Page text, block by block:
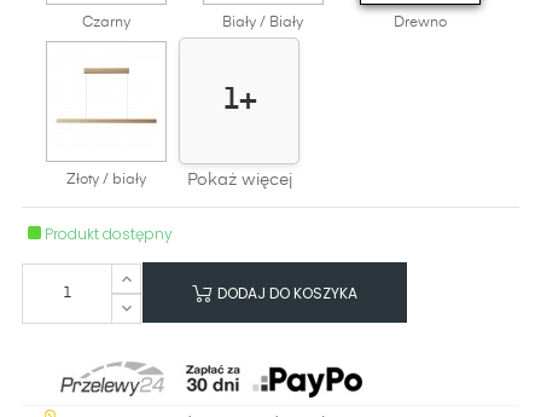
Czarny Biały / Biały Drewno
Złoty / biały
1+
Pokaż więcej
Produkt dostępny
DODAJ DO KOSZYKA